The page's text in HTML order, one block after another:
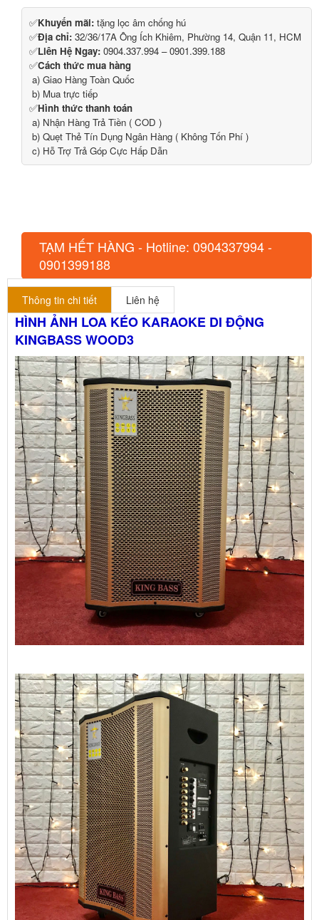
✅Khuyến mãi: tặng lọc âm chống hú
✅Địa chỉ: 32/36/17A Ông Ích Khiêm, Phường 14, Quận 11, HCM
✅Liên Hệ Ngay: 0904.337.994 – 0901.399.188
✅Cách thức mua hàng
a) Giao Hàng Toàn Quốc
b) Mua trực tiếp
✅Hình thức thanh toán
a) Nhận Hàng Trả Tiền ( COD )
b) Quẹt Thẻ Tín Dụng Ngân Hàng ( Không Tốn Phí )
c) Hỗ Trợ Trả Góp Cực Hấp Dẫn
TẠM HẾT HÀNG - Hotline: 0904337994 -
0901399188
Thông tin chi tiết Liên hệ
HÌNH ẢNH LOA KÉO KARAOKE DI ĐỘNG
KINGBASS WOOD3